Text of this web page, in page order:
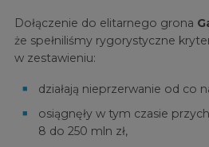
Dołączenie do elitarnego grona
że spełniliśmy rygorystyczne
w zestawieniu:
działają nieprzerwanie od co
osiągnęły w tym czasie
8 do 250 mln zł,